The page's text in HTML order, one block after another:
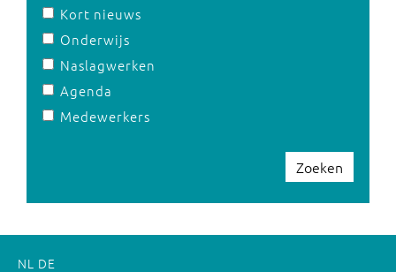
Kort nieuws
Onderwijs
Naslagwerken
Agenda
Medewerkers
Zoeken
NL DE